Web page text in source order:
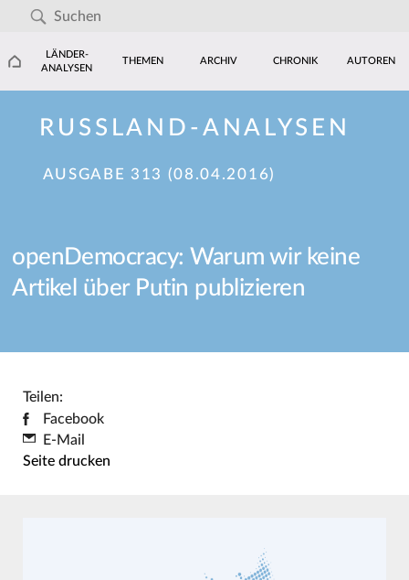
LÄNDER-
ANALYSEN
THEMEN ARCHIV CHRONIK AUTOREN
RUSSLAND-ANALYSEN
AUSGABE 313 (08.04.2016)
openDemocracy: Warum wir keine
Artikel über Putin publizieren
Teilen:
Facebook
E-Mail
Seite drucken